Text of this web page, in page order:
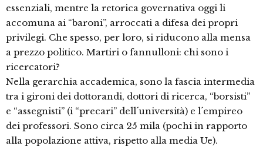
essenziali, mentre la retorica governativa oggi li
accomuna ai “baroni”, arroccati a difesa dei propri
privilegi. Che spesso, per loro, si riducono alla mensa
a prezzo politico. Martiri o fannulloni: chi sono i
ricercatori?
Nella gerarchia accademica, sono la fascia intermedia
tra i gironi dei dottorandi, dottori di ricerca, “borsisti”
e “assegnisti” (i “precari” dell´università) e l´empireo
dei professori. Sono circa 25 mila (pochi in rapporto
alla popolazione attiva, rispetto alla media Ue).